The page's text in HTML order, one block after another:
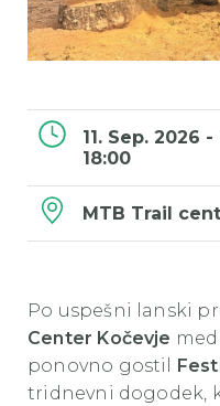
11. Sep. 2026 -
18:00
MTB Trail
Po uspešni lanski
Center Kočevje med
ponovno gostil
tridnevni dogodek,